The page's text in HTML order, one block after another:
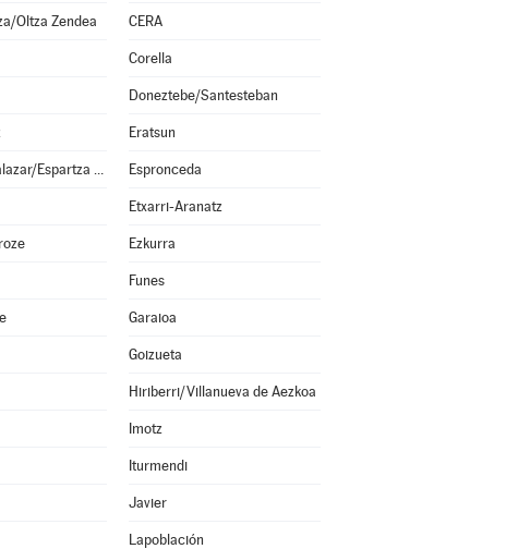
Oltza Zendea CERA
Corella
Doneztebe/Santesteban
Eratsun
Esparza de Salazar/Espartza Zaraitzu Espronceda
Etxarri-Aranatz
Ezkurra
Funes
Garaioa
Goizueta
Hiriberri/Villanueva de Aezkoa
Imotz
Iturmendi
Javier
Lapoblación